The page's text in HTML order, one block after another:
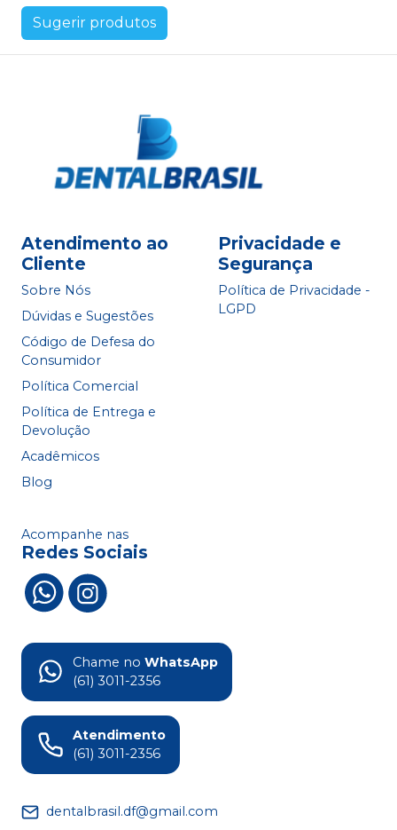
Sugerir produtos
Atendimento ao
Cliente
Sobre Nós
Dúvidas e Sugestões
Código de Defesa do
Consumidor
Política Comercial
Política de Entrega e
Devolução
Acadêmicos
Blog
Privacidade e
Segurança
Política de Privacidade -
LGPD
Acompanhe nas
Redes Sociais
Chame no WhatsApp
(61) 3011-2356
Atendimento
(61) 3011-2356
dentalbrasil.df@gmail.com